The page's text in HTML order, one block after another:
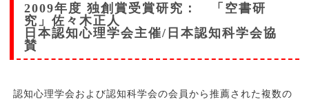
2009年度 独創賞受賞研究： 「空書研
究」佐々木正人
日本認知心理学会主催/日本認知科学会協
賛
認知心理学会および認知科学会の会員から推薦された複数の